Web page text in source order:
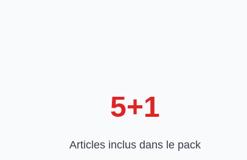
5+1
Articles inclus dans le pack